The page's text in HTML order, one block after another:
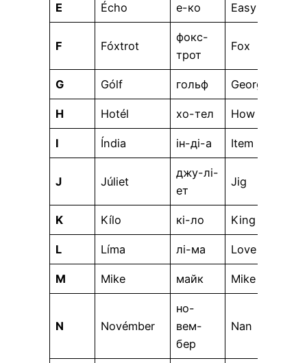
E Écho е-ко Easy
F Fóxtrot
фокс-
трот
Fox
G Gólf гольф George
H Hotél хо-тел How
I Índia ін-ді-а Item
J Júliet
джу-лі-
ет
Jig
K Kílo кі-ло King
L Líma лі-ма Love
M Mike майк Mike
N Novémber
но-
вем-
бер
Nan